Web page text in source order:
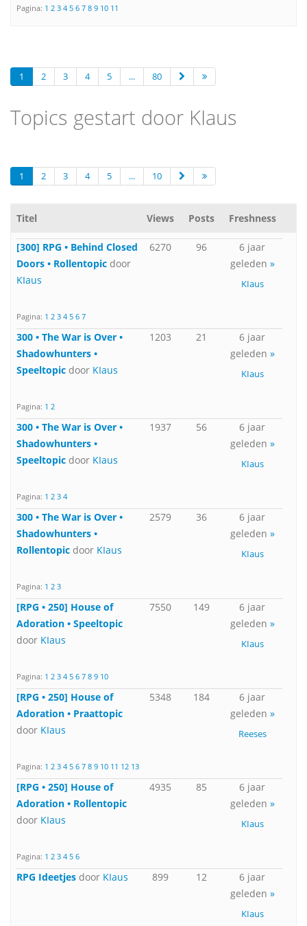
Pagina: 1 2 3 4 5 6 7 8 9 10 11
1 2 3 4 5 ... 80
Topics gestart door KIaus
1 2 3 4 5 ... 10
Titel Views Posts Freshness
[300] RPG • Behind Closed
Doors • Rollentopic door
KIaus
Pagina: 1 2 3 4 5 6 7
6270 96
6 jaar
geleden »
KIaus
300 • The War is Over •
Shadowhunters •
Speeltopic door KIaus
Pagina: 1 2
1203 21
6 jaar
geleden »
KIaus
300 • The War is Over •
Shadowhunters •
Speeltopic door KIaus
Pagina: 1 2 3 4
1937 56
6 jaar
geleden »
KIaus
300 • The War is Over •
Shadowhunters •
Rollentopic door KIaus
Pagina: 1 2 3
2579 36
6 jaar
geleden »
KIaus
[RPG • 250] House of
Adoration • Speeltopic
door KIaus
Pagina: 1 2 3 4 5 6 7 8 9 10
7550 149
6 jaar
geleden »
KIaus
[RPG • 250] House of
Adoration • Praattopic
door KIaus
Pagina: 1 2 3 4 5 6 7 8 9 10 11 12 13
5348 184
6 jaar
geleden »
Reeses
[RPG • 250] House of
Adoration • Rollentopic
door KIaus
Pagina: 1 2 3 4 5 6
4935 85
6 jaar
geleden »
KIaus
RPG Ideetjes door KIaus 899 12
6 jaar
geleden »
KIaus